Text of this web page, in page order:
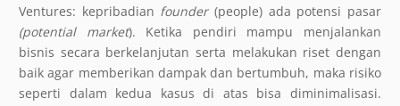
Ventures: kepribadian founder(people) ada potensi pasar
(potential market). Ketika pendiri mampu menjalankan
bisnis secara berkelanjutan serta melakukan riset dengan
baik agar memberikan dampak dan bertumbuh, maka risiko
seperti dalam kedua kasus di atas bisa diminimalisasi.